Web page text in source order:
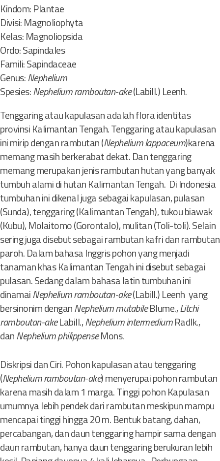
Kindom: Plantae
Divisi: Magnoliophyta
Kelas: Magnoliopsida
Ordo: Sapindales
Famili: Sapindaceae
Genus:Nephelium
Spesies:Nephelium ramboutan-ake(Labill.) Leenh.
Tenggaring atau kapulasan adalah flora identitas
provinsi Kalimantan Tengah. Tenggaring atau kapulasan
ini mirip dengan rambutan (Nephelium lappaceum)karena
memang masih berkerabat dekat. Dan tenggaring
memang merupakan jenis rambutan hutan yang banyak
tumbuh alami di hutan Kalimantan Tengah. Di Indonesia
tumbuhan ini dikenal juga sebagai kapulasan, pulasan
(Sunda), tenggaring (Kalimantan Tengah), tukou biawak
(Kubu), Molaitomo (Gorontalo), mulitan (Toli-toli). Selain
sering juga disebut sebagai rambutan kafri dan rambutan
paroh. Dalam bahasa Inggris pohon yang menjadi
tanaman khas Kalimantan Tengah ini disebut sebagai
pulasan. Sedang dalam bahasa latin tumbuhan ini
dinamaiNephelium ramboutan-ake(Labill.) Leenh yang
bersinonim denganNephelium mutabileBlume.,Litchi
ramboutan-akeLabill.,Nephelium intermediumRadlk.,
danNephelium philippenseMons.
Diskripsi dan Ciri. Pohon kapulasan atau tenggaring
(Nephelium ramboutan-ake) menyerupai pohon rambutan
karena masih dalam 1 marga. Tinggi pohon Kapulasan
umumnya lebih pendek dari rambutan meskipun mampu
mencapai tinggi hingga 20 m. Bentuk batang, dahan,
percabangan, dan daun tenggaring hampir sama dengan
daun rambutan, hanya daun tenggaring berukuran lebih